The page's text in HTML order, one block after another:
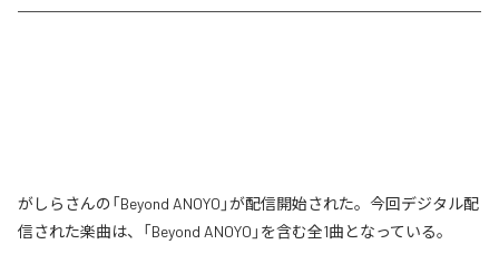
がしらさんの「Beyond ANOYO」が配信開始された。今回デジタル配
信された楽曲は、「Beyond ANOYO」を含む全1曲となっている。